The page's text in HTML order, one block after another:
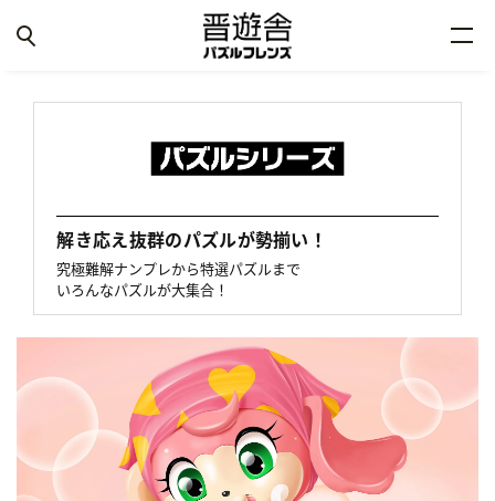
解き応え抜群のパズルが勢揃い！
究極難解ナンプレから特選パズルまで
いろんなパズルが大集合！